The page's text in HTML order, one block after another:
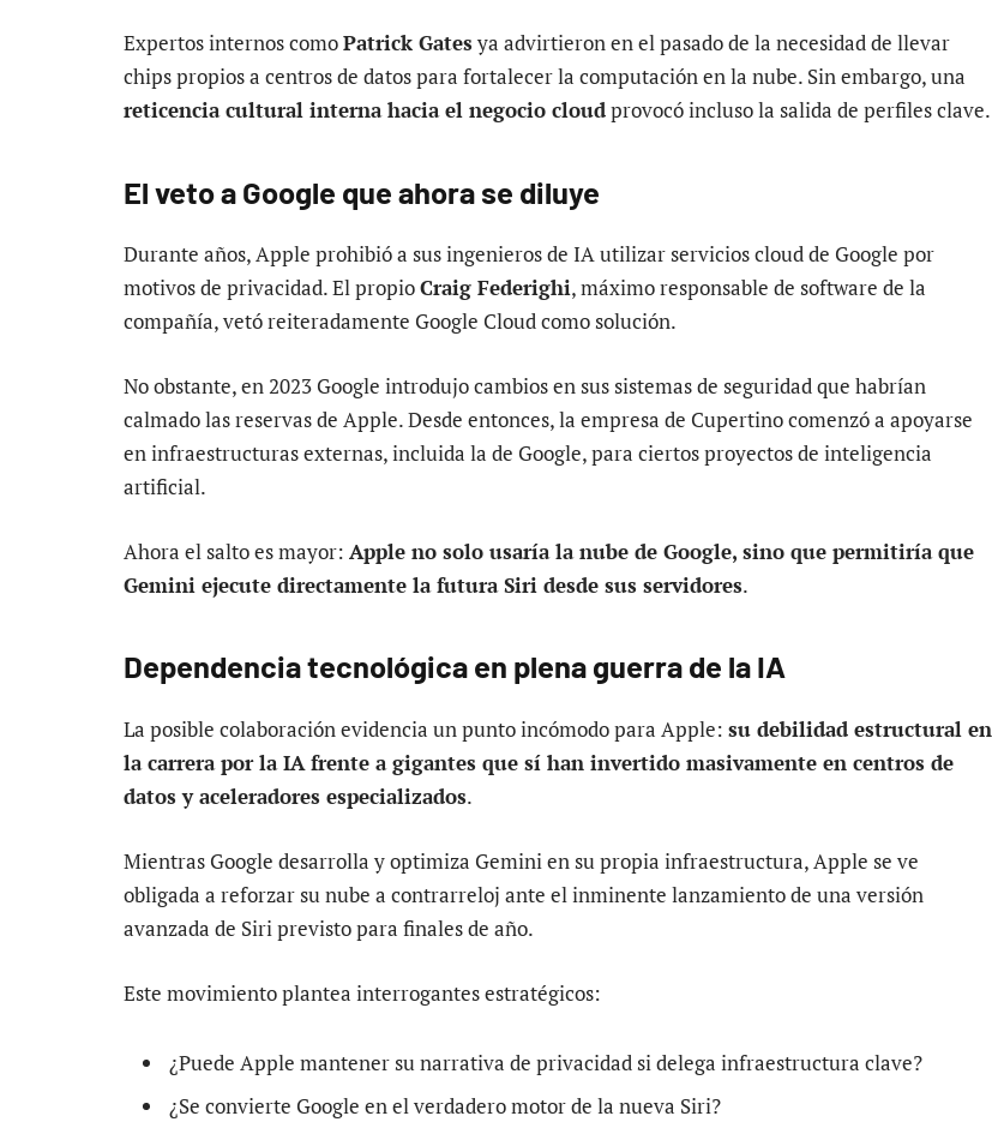
Expertos internos comoPatrick Gatesya advirtieron en el pasado de la necesidad de llevar
chips propios a centros de datos para fortalecer la computación en la nube. Sin embargo, una
reticencia cultural interna hacia el negocio cloudprovocó incluso la salida de perfiles clave.
El veto a Google que ahora se diluye
Durante años, Apple prohibió a sus ingenieros de IA utilizar servicios cloud de Google por
motivos de privacidad. El propioCraig Federighi, máximo responsable de software de la
compañía, vetó reiteradamente Google Cloud como solución.
No obstante, en 2023 Google introdujo cambios en sus sistemas de seguridad que habrían
calmado las reservas de Apple. Desde entonces, la empresa de Cupertino comenzó a apoyarse
en infraestructuras externas, incluida la de Google, para ciertos proyectos de inteligencia
artificial.
Ahora el salto es mayor: Apple no solo usaría la nube de Google, sino que permitiría que
Gemini ejecute directamente la futura Siri desde sus servidores.
Dependencia tecnológica en plena guerra de la IA
La posible colaboración evidencia un punto incómodo para Apple: su debilidad estructural en
la carrera por la IA frente a gigantes que sí han invertido masivamente en centros de
datos y aceleradores especializados.
Mientras Google desarrolla y optimiza Gemini en su propia infraestructura, Apple se ve
obligada a reforzar su nube a contrarreloj ante el inminente lanzamiento de una versión
avanzada de Siri previsto para finales de año.
Este movimiento plantea interrogantes estratégicos:
¿Puede Apple mantener su narrativa de privacidad si delega infraestructura clave?
¿Se convierte Google en el verdadero motor de la nueva Siri?